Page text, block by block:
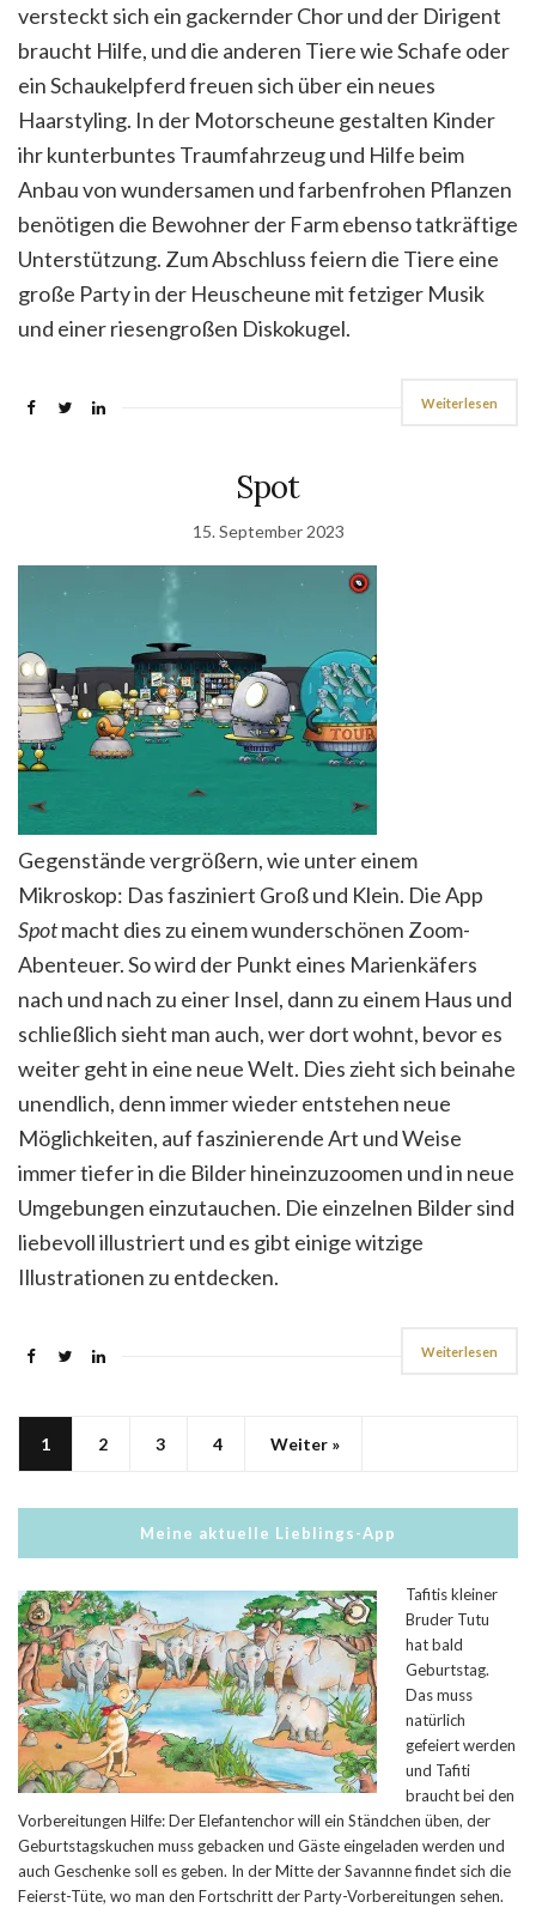
versteckt sich ein gackernder Chor und der Dirigent
braucht Hilfe, und die anderen Tiere wie Schafe oder
ein Schaukelpferd freuen sich über ein neues
Haarstyling. In der Motorscheune gestalten Kinder
ihr kunterbuntes Traumfahrzeug und Hilfe beim
Anbau von wundersamen und farbenfrohen Pflanzen
benötigen die Bewohner der Farm ebenso tatkräftige
Unterstützung. Zum Abschluss feiern die Tiere eine
große Party in der Heuscheune mit fetziger Musik
und einer riesengroßen Diskokugel.
Weiterlesen
Spot
15. September 2023
Gegenstände vergrößern, wie unter einem
Mikroskop: Das fasziniert Groß und Klein. Die App
Spotmacht dies zu einem wunderschönen Zoom-
Abenteuer. So wird der Punkt eines Marienkäfers
nach und nach zu einer Insel, dann zu einem Haus und
schließlich sieht man auch, wer dort wohnt, bevor es
weiter geht in eine neue Welt. Dies zieht sich beinahe
unendlich, denn immer wieder entstehen neue
Möglichkeiten, auf faszinierende Art und Weise
immer tiefer in die Bilder hineinzuzoomen und in neue
Umgebungen einzutauchen. Die einzelnen Bilder sind
liebevoll illustriert und es gibt einige witzige
Illustrationen zu entdecken.
Weiterlesen
1 2 3 4 Weiter »
Meine aktuelle Lieblings-App
Tafitis kleiner
Bruder Tutu
hat bald
Geburtstag.
Das muss
natürlich
gefeiert werden
und Tafiti
braucht bei den
Vorbereitungen Hilfe: Der Elefantenchor will ein Ständchen üben, der
Geburtstagskuchen muss gebacken und Gäste eingeladen werden und
auch Geschenke soll es geben. In der Mitte der Savannne findet sich die
Feierst-Tüte, wo man den Fortschritt der Party-Vorbereitungen sehen.